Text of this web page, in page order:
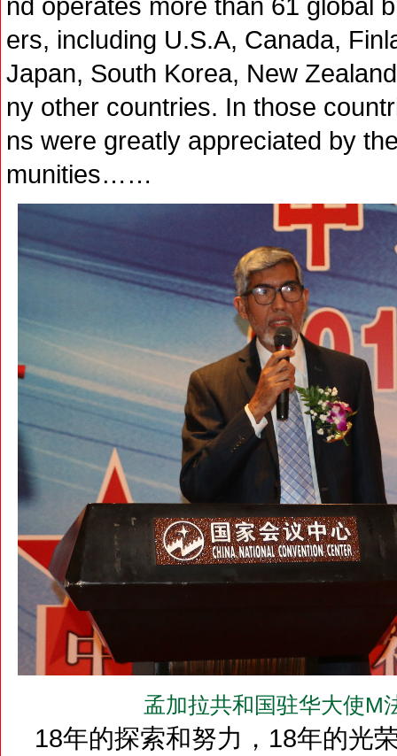
ers, including U.S.A, Canada,
Japan, South Korea, New
ny other countries. In those
ns were greatly appreciated by
munities……
孟加拉共和国驻华大使M
18年的探索和努力，18年的光